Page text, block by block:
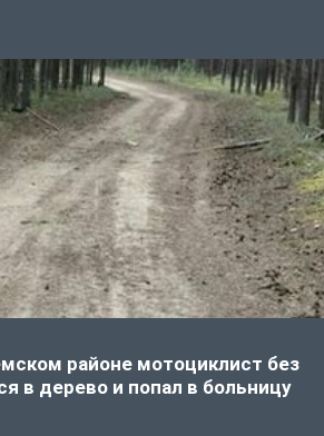
районе мотоциклист без
в дерево и попал в больницу